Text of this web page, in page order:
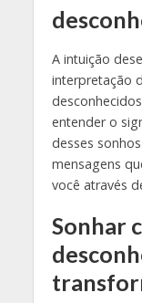
A intuição
interpretação
entender o
desses
mensagens
você através
Sonhar